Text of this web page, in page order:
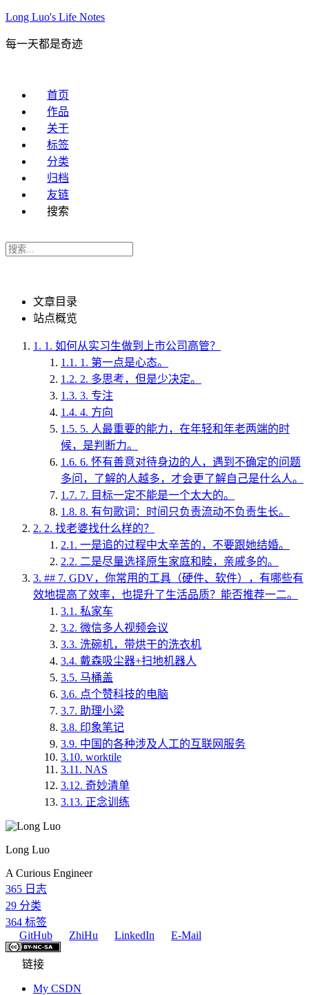
Long Luo's Life Notes
每一天都是奇迹
首页
作品
关于
标签
分类
归档
友链
搜索
文章目录
站点概览
1. 1. 如何从实习生做到上市公司高管？
1.1. 1. 第一点是心态。
1.2. 2. 多思考，但是少决定。
1.3. 3. 专注
1.4. 4. 方向
1.5. 5. 人最重要的能力，在年轻和年老两端的时
候，是判断力。
1.6. 6. 怀有善意对待身边的人，遇到不确定的问题
多问，了解的人越多，才会更了解自己是什么人。
1.7. 7. 目标一定不能是一个太大的。
1.8. 8. 有句歌词：时间只负责流动不负责生长。
2. 2. 找老婆找什么样的？
2.1. 一是追的过程中太辛苦的，不要跟她结婚。
2.2. 二是尽量选择原生家庭和睦，亲戚多的。
3. ## 7. GDV，你常用的工具（硬件、软件），有哪些有
效地提高了效率，也提升了生活品质？能否推荐一二。
3.1. 私家车
3.2. 微信多人视频会议
3.3. 洗碗机，带烘干的洗衣机
3.4. 戴森吸尘器+扫地机器人
3.5. 马桶盖
3.6. 点个赞科技的电脑
3.7. 助理小梁
3.8. 印象笔记
3.9. 中国的各种涉及人工的互联网服务
3.10. worktile
3.11. NAS
3.12. 奇妙清单
3.13. 正念训练
Long Luo
A Curious Engineer
365 日志
29 分类
364 标签
GitHub
ZhiHu LinkedIn E-Mail
链接
My CSDN